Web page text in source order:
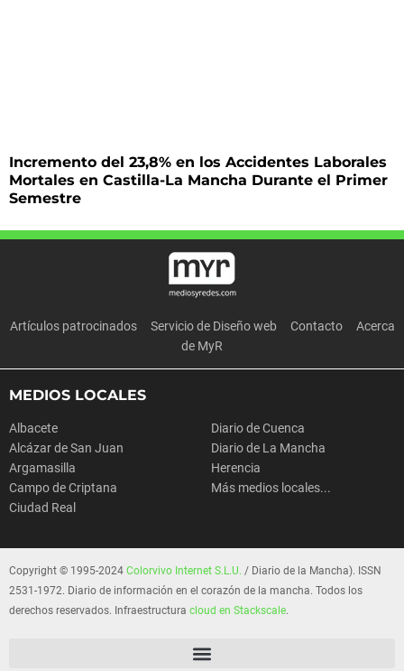
Incremento del 23,8% en los Accidentes Laborales
Mortales en Castilla-La Mancha Durante el Primer
Semestre
Artículos patrocinados Servicio de Diseño web Contacto
Acerca
de MyR
MEDIOS LOCALES
Albacete
Alcázar de San Juan
Argamasilla
Campo de Criptana
Ciudad Real
Diario de Cuenca
Diario de La Mancha
Herencia
Más medios locales...
Copyright © 1995-2024 Colorvivo Internet S.L.U. / Diario de la Mancha). ISSN
2531-1972. Diario de información en el corazón de la mancha. Todos los
derechos reservados. Infraestructura cloud en Stackscale.